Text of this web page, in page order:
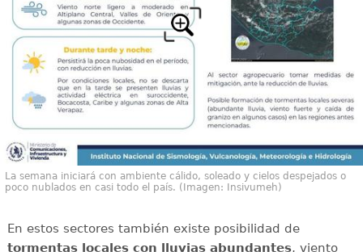
La semana iniciará con ambiente cálido, soleado y cielos despejados o
poco nublados en casi todo el país. (Imagen: Insivumeh)
En estos sectores también existe posibilidad de
tormentas locales con lluvias abundantes, viento